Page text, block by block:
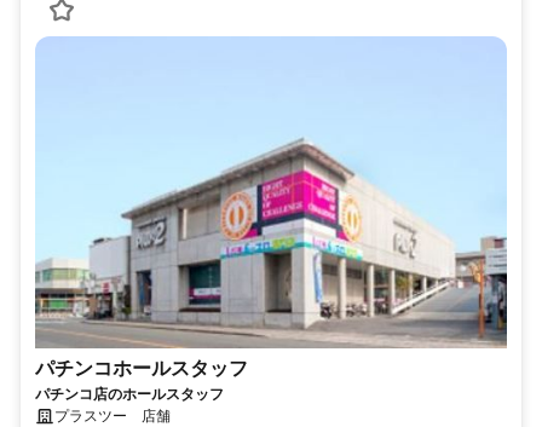
パチンコホールスタッフ
パチンコ店のホールスタッフ
プラスツー 店舗